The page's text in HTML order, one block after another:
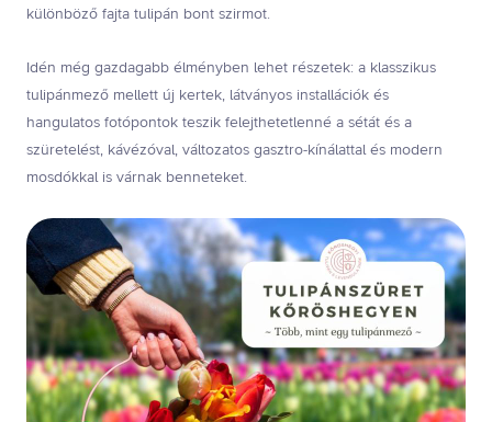
különböző fajta tulipán bont szirmot.
Idén még gazdagabb élményben lehet részetek: a klasszikus
tulipánmező mellett új kertek, látványos installációk és
hangulatos fotópontok teszik felejthetetlenné a sétát és a
szüretelést, kávézóval, változatos gasztro-kínálattal és modern
mosdókkal is várnak benneteket.